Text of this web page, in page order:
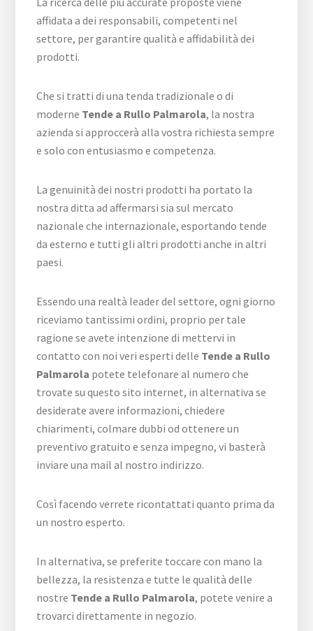
affidata a dei responsabili, competenti nel
settore, per garantire qualità e affidabilità dei
prodotti.
Che si tratti di una tenda tradizionale o di
moderne Tende a Rullo Palmarola, la nostra
azienda si approccerà alla vostra richiesta sempre
e solo con entusiasmo e competenza.
La genuinità dei nostri prodotti ha portato la
nostra ditta ad affermarsi sia sul mercato
nazionale che internazionale, esportando tende
da esterno e tutti gli altri prodotti anche in altri
paesi.
Essendo una realtà leader del settore, ogni giorno
riceviamo tantissimi ordini, proprio per tale
ragione se avete intenzione di mettervi in
contatto con noi veri esperti delle Tende a Rullo
Palmarola potete telefonare al numero che
trovate su questo sito internet, in alternativa se
desiderate avere informazioni, chiedere
chiarimenti, colmare dubbi od ottenere un
preventivo gratuito e senza impegno, vi basterà
inviare una mail al nostro indirizzo.
Così facendo verrete ricontattati quanto prima da
un nostro esperto.
In alternativa, se preferite toccare con mano la
bellezza, la resistenza e tutte le qualità delle
nostre Tende a Rullo Palmarola, potete venire a
trovarci direttamente in negozio.